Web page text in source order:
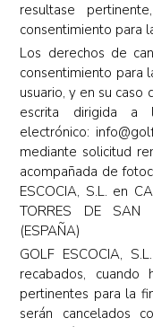
resultase
consentimiento para
Los derechos de
consentimiento para
usuario, y en su
escrita dirigida a
electrónico:
mediante solicitud
acompañada de
ESCOCIA, S.L. en
TORRES DE SAN
(ESPAÑA)
GOLF ESCOCIA,
recabados,
pertinentes para la
serán cancelados